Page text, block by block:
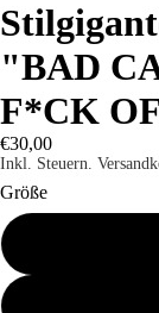
"BAD
F*CK
€30,00
Inkl. Steuern.
Größe